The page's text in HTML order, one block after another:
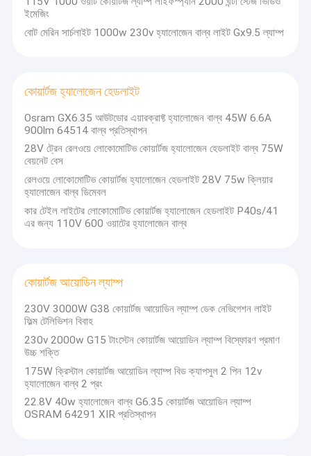
আমাদের সম্পর্কে
কারখানা ভ্রমণ
মান নিয়ন্ত্রণ
যোগাযোগ করুন
ইমেজিং
বোট মেরিন সার্চলাইট 1000w 230v হ্যালোজেন বাল্ব লাইট Gx9.5 ল্যাম্প
কোয়ার্টজ হ্যালোজেন হেডলাইট
Osram GX6.35 আউটডোর এয়ারক্রাফ্ট হ্যালোজেন বাল্ব 45W 6.6A
900lm 64514 বাল্ব প্রতিস্থাপন
28V ট্রেন রেলওয়ে লোকোমোটিভ কোয়ার্টজ হ্যালোজেন হেডলাইট বাল্ব 75W
বেয়নেট বেস
রেলওয়ে লোকোমোটিভ কোয়ার্টজ হ্যালোজেন হেডলাইট 28V 75w ক্লিয়ার
হ্যালোজেন বাল্ব ডিমেবল
কার টেইল লাইটের লোকোমোটিভ কোয়ার্টজ হ্যালোজেন হেডলাইট P40s/41
এর জন্য 110V 600 ওয়াটের হ্যালোজেন বাল্ব
কোয়ার্টজ আয়োডিন ল্যাম্প
230V 3000W G38 ​​কোয়ার্টজ আয়োডিন ল্যাম্প ডেক নেভিগেশন লাইট
ফিল্ম টেলিভিশন বিবাহ
230v 2000w G15 টাংস্টেন কোয়ার্টজ আয়োডিন ল্যাম্প বিস্ফোরণ প্রমাণ
উচ্চ শক্তি
175W ক্রিস্টাল কোয়ার্টজ আয়োডিন ল্যাম্প বিড ক্যাপসুল 2 পিন 12v
হ্যালোজেন বাল্ব 2 প্রং
22.8V 40w হ্যালোজেন বাল্ব G6.35 কোয়ার্টজ আয়োডিন ল্যাম্প
OSRAM 64291 XIR প্রতিস্থাপন
Changzhou J&G ট্রেডিং কোং, লি
পরিষেবা হিসাবে গ্রহণ করে, কঠোর পণ্য মান নিয়ন্ত্রণ পদ্ধতি এবং পরীক্ষার পদ্ধতিগুলির সাথে
উন্নত উত্পাদন প্রযুক্তিকে একত্রিত করে এবং কোয়ার্টজ ঘনীভূত টংস্টেন হ্যালোজেন বাল্ব,
ল্যাম্প এবং স্টেজ, ফিল্ম এবং টেলিভিশন ফটোগ্রাফি, স্কোয়ার, ভিতরে এবং বাইরে উত্পাদন
করে। ভবন, অপটিক্যাল যন্ত্র এবং অন্যান্য ক্ষেত্রে আলোর জন্য বিশেষ বৈদ্যুতিক আলোর
উৎস।
পণ্য উচ্চ প্রযুক্তিগত বিষয়বস্তু এবং নির্ভরযোগ্য কর্মক্ষমতা আছে.তিনি বেশ কয়েকটি জাতীয়,
প্রাদেশিক এবং পৌরসভার বৈজ্ঞানিক এবং প্রযুক্তিগত অর্জন পুরস্কার জিতেছেন।বর্তমানে,
কোম্পানিটি পুরানো পণ্যের মানের স্থিতিশীল উন্নতি, নতুন বিষয়ের আলোচনা এবং গবেষণার
জন্য প্রতিশ্রুতিবদ্ধ এবং সবুজ শক্তি-সাশ্রয়ী আলোর বিকাশের জন্য চীনে অনেকগুলি